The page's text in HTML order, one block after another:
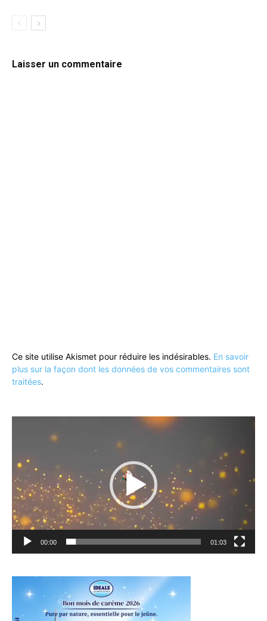
Laisser un commentaire
Ce site utilise Akismet pour réduire les indésirables. En savoir
plus sur la façon dont les données de vos commentaires sont
traitées.
00:00 01:03